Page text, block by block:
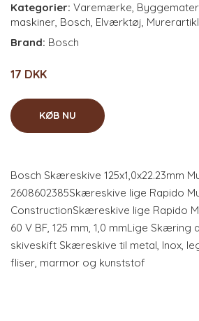
Kategorier: Varemærke,
maskiner, Bosch, Elværktøj,
Brand: Bosch
17 DKK
KØB NU
Bosch Skæreskive 125x1,0x22.23mm
2608602385Skæreskive lige Rapido
ConstructionSkæreskive lige Rapido
60 V BF, 125 mm, 1,0 mmLige
skiveskift Skæreskive til metal, Inox,
fliser, marmor og kunststof